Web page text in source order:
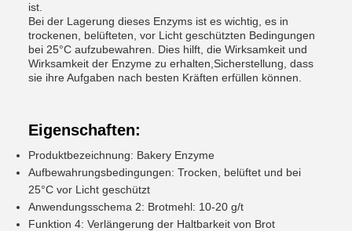
ist.
Bei der Lagerung dieses Enzyms ist es wichtig, es in
trockenen, belüfteten, vor Licht geschützten Bedingungen
bei 25°C aufzubewahren. Dies hilft, die Wirksamkeit und
Wirksamkeit der Enzyme zu erhalten,Sicherstellung, dass
sie ihre Aufgaben nach besten Kräften erfüllen können.
Eigenschaften:
Produktbezeichnung: Bakery Enzyme
Aufbewahrungsbedingungen: Trocken, belüftet und bei
25°C vor Licht geschützt
Anwendungsschema 2: Brotmehl: 10-20 g/t
Funktion 4: Verlängerung der Haltbarkeit von Brot